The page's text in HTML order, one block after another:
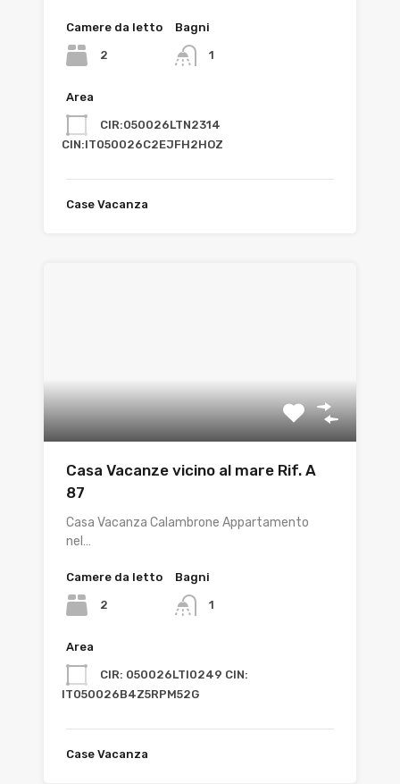
Camere da letto
2
Bagni
1
Area
CIR:050026LTN2314
CIN:IT050026C2EJFH2HOZ
Case Vacanza
Casa Vacanze vicino al mare Rif. A
87
Casa Vacanza Calambrone Appartamento
nel…
Camere da letto
2
Bagni
1
Area
CIR: 050026LTI0249 CIN:
IT050026B4Z5RPM52G
Case Vacanza